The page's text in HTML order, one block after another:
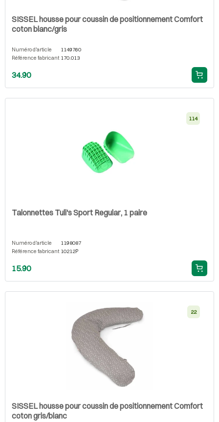
SISSEL housse pour coussin de positionnement Comfort
coton blanc/gris
Numéro d'article
1149760
Référence fabricant 170.013
34.90
114
Talonnettes Tuli's Sport Regular, 1 paire
Numéro d'article
1198087
Référence fabricant 10212P
15.90
22
SISSEL housse pour coussin de positionnement Comfort
coton gris/blanc